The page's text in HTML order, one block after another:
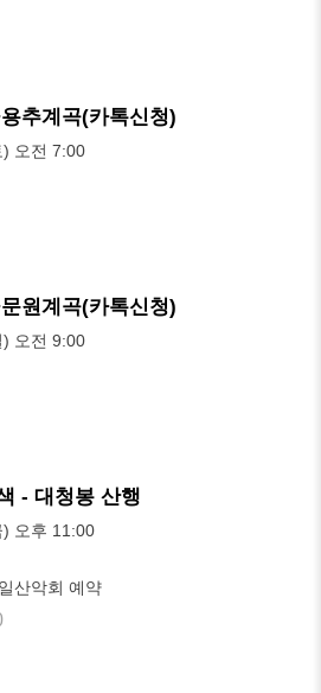
추계곡(카톡신청)
오전 7:00
원계곡(카톡신청)
오전 9:00
- 대청봉 산행
오후 11:00
산악회 예약